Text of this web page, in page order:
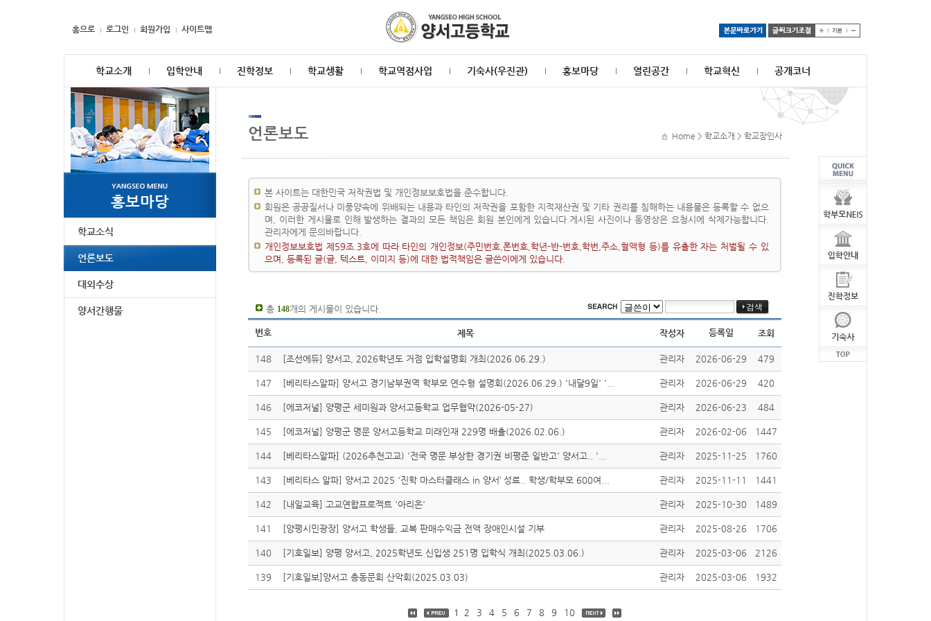
홈으로 로그인 회원가입 사이트맵
학교소개 입학안내 진학정보 학교생활 학교역점사업 기숙사(우진관) 홍보마당 열린공간 학교혁신 공개코너
홍보마당
학교소식
언론보도
대외수상
양서간행물
언론보도 Home > 학교소개 > 학교장인사
본 사이트는 대한민국 저작권법 및 개인정보보호법을 준수합니다.
회원은 공공질서나 미풍양속에 위배되는 내용과 타인의 저작권을 포함한 지적재산권 및 기타 권리를 침해하는 내용물은 등록할 수 없으
며, 이러한 게시물로 인해 발생하는 결과의 모든 책임은 회원 본인에게 있습니다.게시된 사진이나 동영상은 요청시에 삭제가능합니다.
관리자에게 문의바랍니다.
개인정보보호법 제59조.3호에 따라 타인의 개인정보(주민번호,폰번호,학년-반-번호,학번,주소,혈액형 등)를 유출한 자는 처벌될 수 있
으며, 등록된 글(글, 텍스트, 이미지 등)에 대한 법적책임은 글쓴이에게 있습니다.
총 148개의 게시물이 있습니다.
번호 제목 작성자 등록일 조회
148 [조선에듀] 양서고, 2026학년도 거점 입학설명회 개최(2026.06.29.) 관리자 2026-06-29 479
147 [베리타스알파] 양서고 경기남부권역 학부모 연수형 설명회(2026.06.29.) '내달9일' '... 관리자 2026-06-29 420
146 [에코저널] 양평군 세미원과 양서고등학교 업무협약(2026-05-27) 관리자 2026-06-23 484
145 [에코저널] 양평군 명문 양서고등학교 미래인재 229명 배출(2026.02.06.) 관리자 2026-02-06 1447
144 [베리타스알파] (2026추천고교) '전국 명문 부상한 경기권 비평준 일반고' 양서고.. '... 관리자 2025-11-25 1760
143 [베리타스 알파] 양서고 2025 '진학 마스터클래스 in 양서’ 성료.. 학생/학부모 600여... 관리자 2025-11-11 1441
142 [내일교육] 고교연합프로젝트 '아리온' 관리자 2025-10-30 1489
141 [양평시민광장] 양서고 학생들, 교복 판매수익금 전액 장애인시설 기부 관리자 2025-08-26 1706
140 [기호일보] 양평 양서고, 2025학년도 신입생 251명 입학식 개최(2025.03.06.) 관리자 2025-03-06 2126
139 [기호일보]양서고 총동문회 산악회(2025.03.03) 관리자 2025-03-06 1932
1 2 3 4 5 6 7 8 9 10